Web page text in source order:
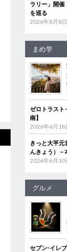
ラリー」開催
を巡る
2026年8月8日
まめ学
ゼロトラス
南】
2026年6月18
きっと大平
んきょう）－
2026年6月10
グルメ
セブン‐イレ